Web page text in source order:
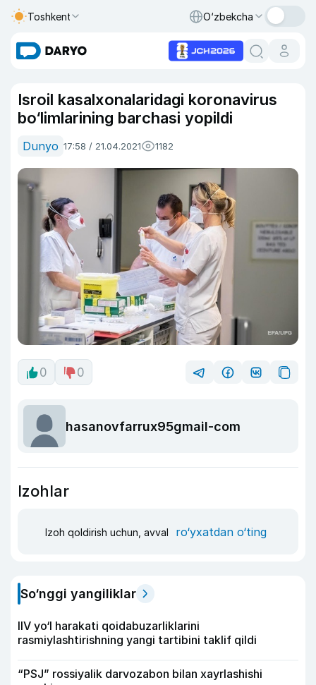
Toshkent O‘zbekcha
Isroil kasalxonalaridagi koronavirus
bo‘limlarining barchasi yopildi
Dunyo 17:58 / 21.04.2021 1182
0 0
hasanovfarrux95gmail-com
Izohlar
Izoh qoldirish uchun, avval ro‘yxatdan o‘ting
So‘nggi yangiliklar
IIV yo‘l harakati qoidabuzarliklarini
rasmiylashtirishning yangi tartibini taklif qildi
“PSJ” rossiyalik darvozabon bilan xayrlashishi